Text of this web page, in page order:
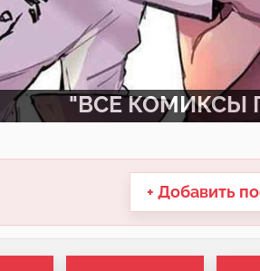
"ВСЕ КОМИКСЫ
+ Добавить